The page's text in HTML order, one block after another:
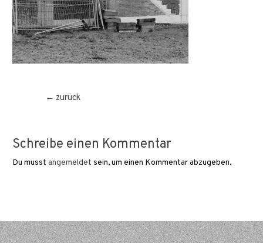
Beitragsnavigation
← zurück
Schreibe einen Kommentar
Du musstangemeldet sein, um einen Kommentar abzugeben.